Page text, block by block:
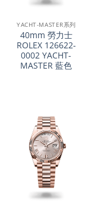
YACHT-MASTER系列
40mm 勞力士
ROLEX 126622-
0002 YACHT-
MASTER 藍色